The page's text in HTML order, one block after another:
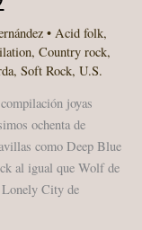
•Acid folk,
,Country rock,
,Soft Rock,U.S.
joyas
ochenta de
como Deep Blue
al igual que Wolf de
City de